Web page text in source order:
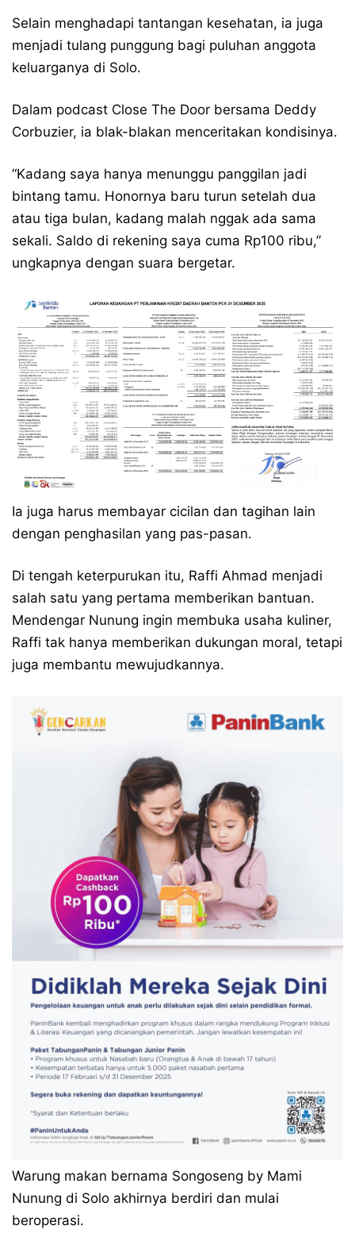
Selain menghadapi tantangan kesehatan, ia juga
menjadi tulang punggung bagi puluhan anggota
keluarganya di Solo.
Dalam podcast Close The Door bersama Deddy
Corbuzier, ia blak-blakan menceritakan kondisinya.
“Kadang saya hanya menunggu panggilan jadi
bintang tamu. Honornya baru turun setelah dua
atau tiga bulan, kadang malah nggak ada sama
sekali. Saldo di rekening saya cuma Rp100 ribu,”
ungkapnya dengan suara bergetar.
Ia juga harus membayar cicilan dan tagihan lain
dengan penghasilan yang pas-pasan.
Di tengah keterpurukan itu, Raffi Ahmad menjadi
salah satu yang pertama memberikan bantuan.
Mendengar Nunung ingin membuka usaha kuliner,
Raffi tak hanya memberikan dukungan moral, tetapi
juga membantu mewujudkannya.
Warung makan bernama Songoseng by Mami
Nunung di Solo akhirnya berdiri dan mulai
beroperasi.